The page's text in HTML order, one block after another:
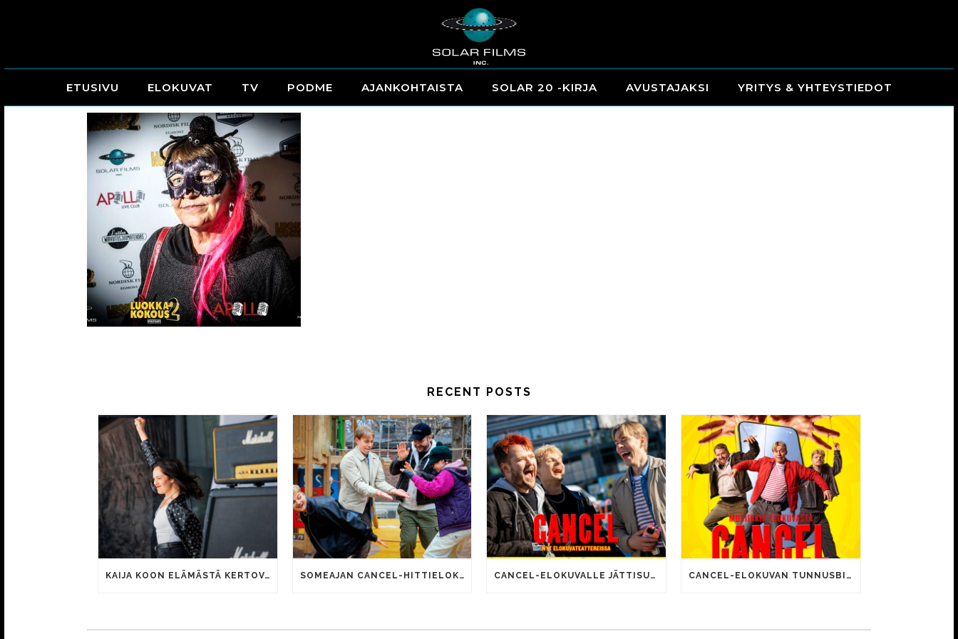
ETUSIVU ELOKUVAT TV PODME AJANKOHTAISTA SOLAR 20 -KIRJA AVUSTAJAKSI YRITYS & YHTEYSTIEDOT
RECENT POSTS
KAIJA KOON ELÄMÄSTÄ KERTOVAN KAUNIS RIETAS ONNELLINEN -ELOKUVAN TRAILER JULKI SOMEAJAN CANCEL-HITTIELOKUVALLA 100 000 KATSOJAA! CANCEL-ELOKUVALLE JÄTTISUOSIO – AVAUSPÄIVÄNÄ JO 15 492 KATSOJAA! CANCEL-ELOKUVAN TUNNUSBIISIN LYRIIKOISSA TUTTUJA MEEMIHOKEMIA YOUTUBE-VIDEOILTA!